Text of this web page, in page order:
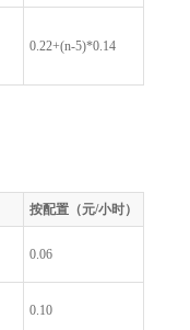
0.22+(n-5)*0.14
按配置（元/小时）
0.06
0.10